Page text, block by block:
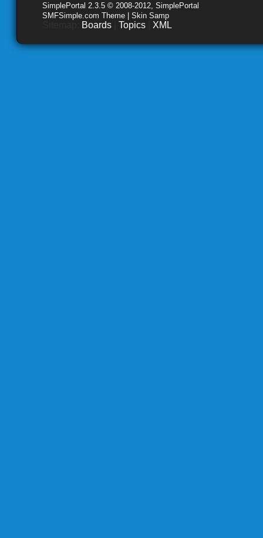
SimplePortal 2.3.5 © 2008-2012, SimplePortal
SMFSimple.com Theme | Skin Samp
Boards Topics XML